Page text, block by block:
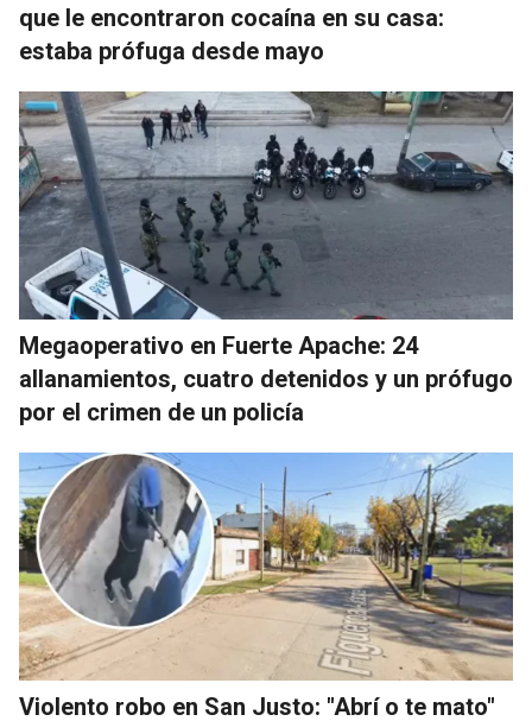
que le encontraron cocaína en su casa:
estaba prófuga desde mayo
Megaoperativo en Fuerte Apache: 24
allanamientos, cuatro detenidos y un prófugo
por el crimen de un policía
Violento robo en San Justo: "Abrí o te mato"